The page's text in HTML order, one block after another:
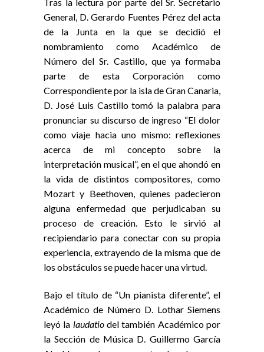
General, D. Gerardo Fuentes Pérez del acta
de la Junta en la que se decidió el
nombramiento como Académico de
Número del Sr. Castillo, que ya formaba
parte de esta Corporación como
Correspondiente por la isla de Gran Canaria,
D. José Luis Castillo tomó la palabra para
pronunciar su discurso de ingreso “El dolor
como viaje hacia uno mismo: reflexiones
acerca de mi concepto sobre la
interpretación musical”, en el que ahondó en
la vida de distintos compositores, como
Mozart y Beethoven, quienes padecieron
alguna enfermedad que perjudicaban su
proceso de creación. Esto le sirvió al
recipiendario para conectar con su propia
experiencia, extrayendo de la misma que de
los obstáculos se puede hacer una virtud.
Bajo el título de “Un pianista diferente”, el
Académico de Número D. Lothar Siemens
leyó la laudatiodel también Académico por
la Sección de Música D. Guillermo García